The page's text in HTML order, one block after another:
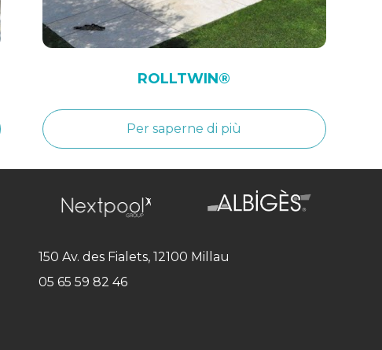
ROLLTWIN®
Per saperne di più
150 Av. des Fialets, 12100 Millau
05 65 59 82 46